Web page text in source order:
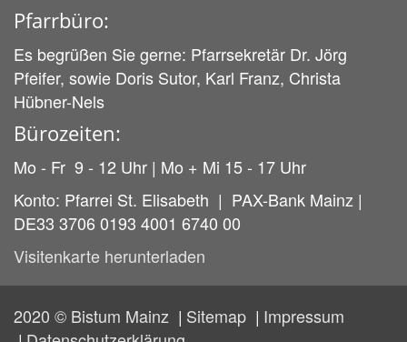
Pfarrbüro:
Es begrüßen Sie gerne: Pfarrsekretär Dr. Jörg
Pfeifer, sowie Doris Sutor, Karl Franz, Christa
Hübner-Nels
Bürozeiten:
Mo - Fr 9 - 12 Uhr | Mo + Mi 15 - 17 Uhr
Konto: Pfarrei St. Elisabeth | PAX-Bank Mainz |
DE33 3706 0193 4001 6740 00
Visitenkarte herunterladen
2020 © Bistum Mainz Sitemap
Impressum